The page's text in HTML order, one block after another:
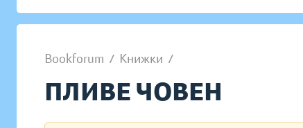
Bookforum / Книжки /
ПЛИВЕ ЧОВЕН